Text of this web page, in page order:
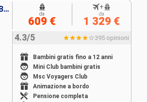
ITALIA, FRANCIA, SPAGNA, MAROCCO, ANTIGUA E BARBUDA, SAINT MARTIN, SAN CRISTOFORO E NEVIS, REPUBBLICA DOMINICANA
4.3/5 395 opinioni
Bambini gratis fino a 12 anni
Mini Club bambini gratis
Msc Voyagers Club
Animazione a bordo
Pensione completa
da
609 €
+
da
1 329 €